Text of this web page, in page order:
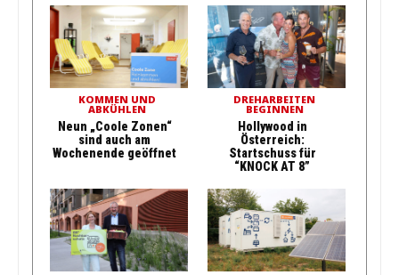
KOMMEN UND
ABKÜHLEN
Neun „Coole Zonen“
sind auch am
Wochenende geöffnet
DREHARBEITEN
BEGINNEN
Hollywood in
Österreich:
Startschuss für
“KNOCK AT 8”